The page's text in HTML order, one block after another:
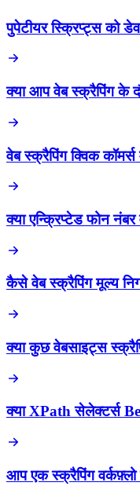
पुपेटीयर स्क्रिप्ट्स को
क्या आप वेब स्क्रैपिंग के
वेब स्क्रैपिंग क्विक
क्या एन्क्रिप्टेड फोन
कैसे वेब स्क्रैपिंग मूल्य
क्या कुछ वेबसाइट्स
क्या XPath सेलेक्टर्स
आप एक स्क्रैपिंग